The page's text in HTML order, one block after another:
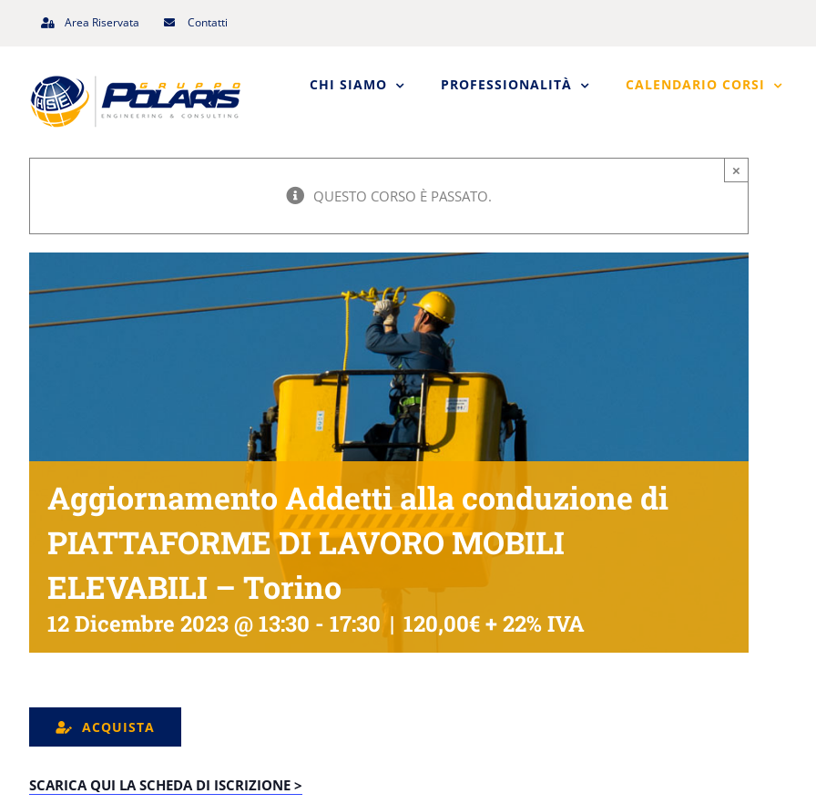
contenuto
Area Riservata Contatti
CHI SIAMO PROFESSIONALITÀ CALENDARIO CORSI
QUESTO CORSO È PASSATO.
×
Aggiornamento Addetti alla conduzione di
PIATTAFORME DI LAVORO MOBILI
ELEVABILI – Torino
12 Dicembre 2023 @ 13:30 - 17:30 | 120,00€ + 22% IVA
ACQUISTA
SCARICA QUI LA SCHEDA DI ISCRIZIONE >